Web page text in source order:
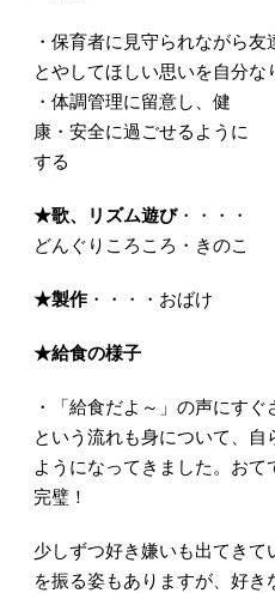
・保育者に見守られながら
とやしてほしい思いを自分な
・体調管理に留意し、健
康・安全に過ごせるように
する
★歌、リズム遊び・・・
・
どんぐりころころ ・きのこ
★製作・・・ ・おばけ
★給食の様子
・「給食だよ～」の声にす
という流れも身について、
ようになってきました。お
完璧！
少しずつ好き嫌いも出てき
を振る姿もありますが、好